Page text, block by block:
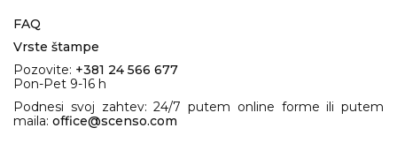
FAQ
Vrste štampe
Pozovite: +381 24 566 677
Pon-Pet 9-16 h
Podnesi svoj zahtev: 24/7 putem online forme ili putem
maila: office@scenso.com